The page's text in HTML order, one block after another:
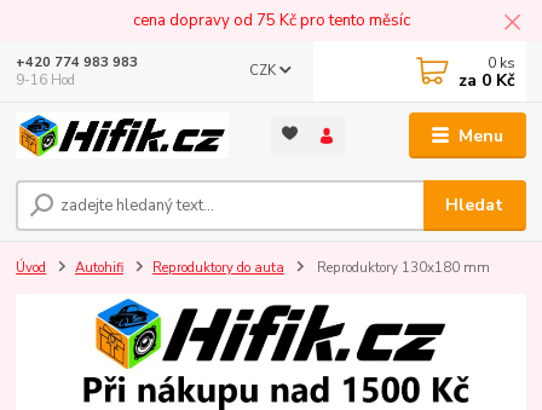
cena dopravy od 75 Kč pro tento měsíc
Menu
CZK
Hledat
+420 774 983 983
9-16 Hod
0 ks
za 0 Kč
Úvod Autohifi Reproduktory do auta Reproduktory 130x180 mm